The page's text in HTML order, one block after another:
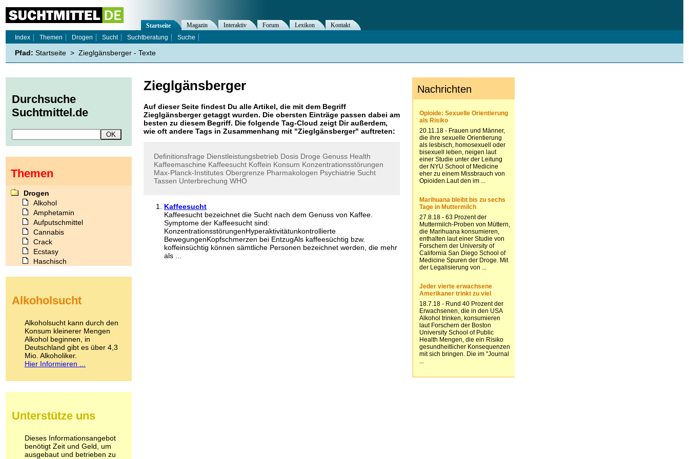
Zieglgänsberger
Auf dieser Seite findest Du alle Artikel, die mit dem Begriff
Zieglgänsbergergetaggt wurden. Die obersten Einträge passen dabei am
besten zu diesem Begriff. Die folgende Tag-Cloud zeigt Dir außerdem,
wie oft andere Tags in Zusammenhang mit "Zieglgänsberger" auftreten:
Definitionsfrage Dienstleistungsbetrieb Dosis Droge Genuss Health
Kaffeemaschine Kaffeesucht Koffein Konsum Konzentrationsstörungen
Max-Planck-Institutes Obergrenze Pharmakologen Psychiatrie Sucht
Tassen Unterbrechung WHO
Kaffeesucht
Kaffeesucht bezeichnet die Sucht nach dem Genuss von Kaffee.
Symptome der Kaffeesucht sind:
KonzentrationsstörungenHyperaktivitätunkontrollierte
BewegungenKopfschmerzen bei EntzugAls kaffeesüchtig bzw.
koffeinsüchtig können sämtliche Personen bezeichnet werden, die mehr
als ...
Startseite Magazin Interaktiv Forum Lexikon
Kontakt
Index
Themen Drogen Sucht Suchtberatung Suche
Pfad: Startseite > Zieglgänsberger - Texte
Durchsuche
Suchtmittel.de
Themen
Drogen
Alkohol
Amphetamin
Aufputschmittel
Cannabis
Crack
Ecstasy
Haschisch
Kokain
LSD
Marihuana
Medikamente
Meskalin
Metamphetamin
Methadon
Pilze
Psychopharmaka
Schlafmittel
Schmerzmittel
Alkoholsucht
Alkoholsucht kann durch den
Konsum kleinerer Mengen
Alkohol beginnen, in
Deutschland gibt es über 4,3
Mio. Alkoholiker.
Hier Informieren ...
Unterstütze uns
Dieses Informationsangebot
benötigt Zeit und Geld, um
ausgebaut und betrieben zu